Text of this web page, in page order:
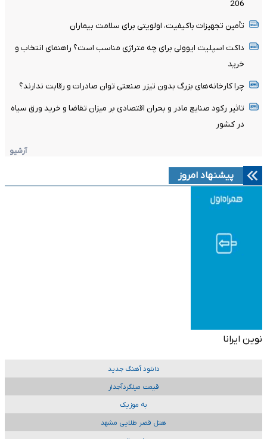
206
تأمین تجهیزات باکیفیت، اولویتی برای سلامت بیماران
داکت اسپلیت ایوولی برای چه متراژی مناسب است؟ راهنمای انتخاب و
خرید
چرا کارخانه‌های بزرگ بدون تیزر صنعتی توان صادرات و رقابت ندارند؟
تاثیر رکود صنایع مادر و بحران اقتصادی بر میزان تقاضا و خرید ورق سیاه
در کشور
آرشیو
پیشنهاد امروز
نوین ایرانا
دانلود آهنگ جدید
قیمت میلگردآجدار
به موزیک
هتل قصر طلایی مشهد